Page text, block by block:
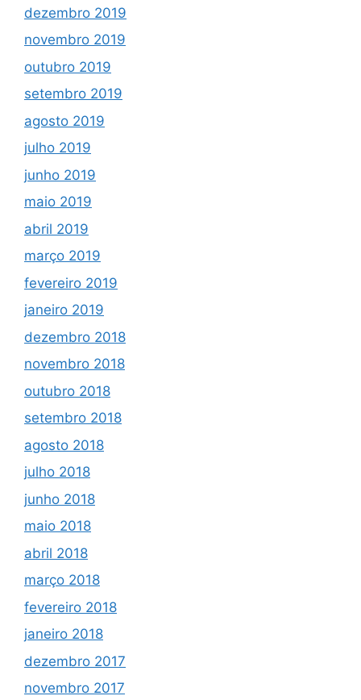
dezembro 2019
novembro 2019
outubro 2019
setembro 2019
agosto 2019
julho 2019
junho 2019
maio 2019
abril 2019
março 2019
fevereiro 2019
janeiro 2019
dezembro 2018
novembro 2018
outubro 2018
setembro 2018
agosto 2018
julho 2018
junho 2018
maio 2018
abril 2018
março 2018
fevereiro 2018
janeiro 2018
dezembro 2017
novembro 2017